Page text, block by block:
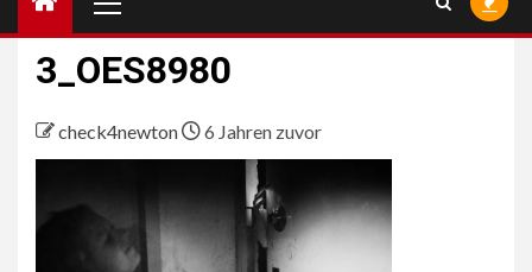
Menü
3_OES8980
check4newton 6 Jahren zuvor